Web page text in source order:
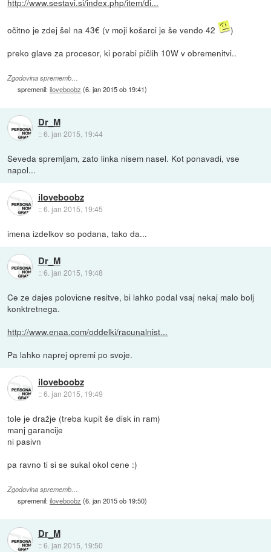
očitno je zdej šel na 43€ (v moji košarci je še vendo 42
)
preko glave za procesor, ki porabi pičlih 10W v obremenitvi..
Zgodovina sprememb…
spremenil:iloveboobz (6. jan 2015 ob 19:41)
Dr_M
::6. jan 2015, 19:44
Seveda spremljam, zato linka nisem nasel. Kot ponavadi, vse
napol...
iloveboobz
::6. jan 2015, 19:45
imena izdelkov so podana, tako da...
Dr_M
::6. jan 2015, 19:48
Ce ze dajes polovicne resitve, bi lahko podal vsaj nekaj malo bolj
konktretnega.
http://www.enaa.com/oddelki/racunalnist...
Pa lahko naprej opremi po svoje.
iloveboobz
::6. jan 2015, 19:49
tole je dražje (treba kupit še disk in ram)
manj garancije
ni pasivn
pa ravno ti si se sukal okol cene :)
Zgodovina sprememb…
spremenil:iloveboobz (6. jan 2015 ob 19:50)
Dr_M
::6. jan 2015, 19:50